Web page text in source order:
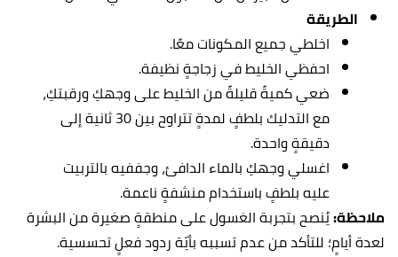
الطريقة
اخلطي جميع المكونات معًا.
احفظي الخليط في زجاجةٍ نظيفة.
ضعي كميةً قليلةً من الخليط على وجهكِ ورقبتكِ،
مع التدليك بلطفٍ لمدةٍ تتراوح بين 30 ثانية إلى
دقيقةٍ واحدة.
اغسلي وجهكِ بالماء الدافئ، وجففيه بالتربيت
عليه بلطفٍ باستخدام منشفةٍ ناعمة.
ملاحظة:يُنصح بتجربة الغسول على منطقةٍ صغيرة من البشرة
لعدة أيامٍ؛ للتأكد من عدم تسببه بأيّة ردود فعلٍ تحسسية.